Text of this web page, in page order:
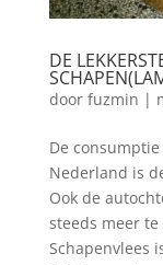
DE
door fuzmin |
De
Nederland is
Ook de
steeds meer
Schapenvlees